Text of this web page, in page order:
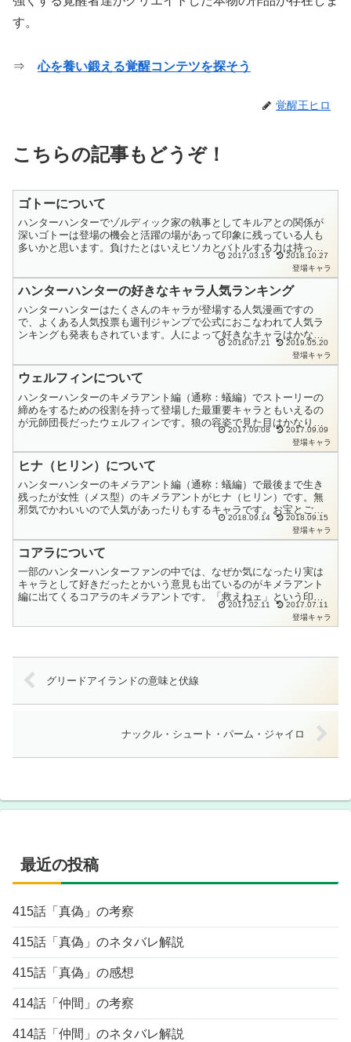
す。
⇒心を養い鍛える覚醒コンテツを探そう
覚醒王ヒロ
こちらの記事もどうぞ！
ゴトーについて
ハンターハンターでゾルディック家の執事としてキルアとの関係が
深いゴトーは登場の機会と活躍の場があって印象に残っている人も
多いかと思います。負けたとはいえヒソカとバトルする力は持って
おり、並みのプロハンター以上の念能力の強さを持っています。
2017.03.15
2018.10.27
登場キャラ
ハンターハンターの好きなキャラ人気ランキング
ハンターハンターはたくさんのキャラが登場する人気漫画ですの
で、よくある人気投票も週刊ジャンプで公式におこなわれて人気ラ
ンキングも発表もされています。人によって好きなキャラはかなり
分かれるかと思います。共感できるとか、あこがれるとかいろいろ
2018.07.21
2019.05.20
登場キャラ
ウェルフィンについて
ハンターハンターのキメラアント編（通称：蟻編）でストーリーの
締めをするための役割を持って登場した最重要キャラともいえるの
が元師団長だったウェルフィンです。狼の容姿で見た目はかなりか
っこいいです。最後まで生き残った師団長の１人です。人間だっ
2017.09.08
2017.09.09
登場キャラ
ヒナ（ヒリン）について
ハンターハンターのキメラアント編（通称：蟻編）で最後まで生き
残ったが女性（メス型）のキメラアントがヒナ（ヒリン）です。無
邪気でかわいいので人気があったりもするキャラです。お宝とご馳
走が大好きなのと、かなり軽い感じのノリも持っているキャラで
2018.09.14
2018.09.15
登場キャラ
コアラについて
一部のハンターハンターファンの中では、なぜか気になったり実は
キャラとして好きだったとかいう意見も出ているのがキメラアント
編に出てくるコアラのキメラアントです。「救えねェ」という印象
に残る台詞（セリフ）を使います。あまり活躍するというキャラ
2017.02.11
2017.07.11
登場キャラ
グリードアイランドの意味と伏線
ナックル・シュート・パーム・ジャイロ
最近の投稿
415話「真偽」の考察
415話「真偽」のネタバレ解説
415話「真偽」の感想
414話「仲間」の考察
414話「仲間」のネタバレ解説